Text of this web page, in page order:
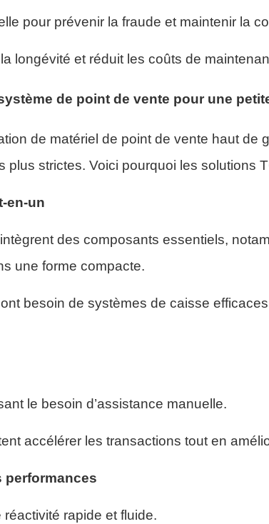
pour prévenir la fraude et maintenir la
longévité et réduit les coûts de
de point de vente pour une
de matériel de point de vente haut de
plus strictes. Voici pourquoi les solutions
en-un
des composants essentiels,
une forme compacte.
besoin de systèmes de caisse
le besoin d’assistance manuelle.
accélérer les transactions tout en
performances
rapide et fluide.